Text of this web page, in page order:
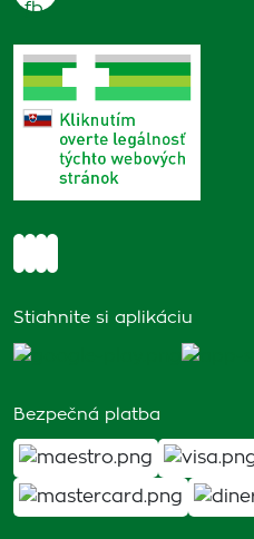
Stiahnite si aplikáciu
Bezpečná platba